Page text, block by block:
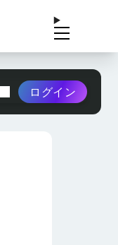
ログイン